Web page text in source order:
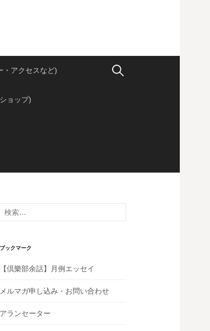
・アクセスなど)
ョップ)
検
検
索:
ブックマーク
【倶樂部余話】月例エッセイ
メルマガ申し込み・お問い合わせ
アランセーター